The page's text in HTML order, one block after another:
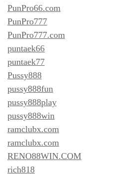
PunPro66.com
PunPro777
PunPro777.com
puntaek66
puntaek77
Pussy888
pussy888fun
pussy888play
pussy888win
ramclubx.com
ramclubx.com
RENO88WIN.COM
rich818